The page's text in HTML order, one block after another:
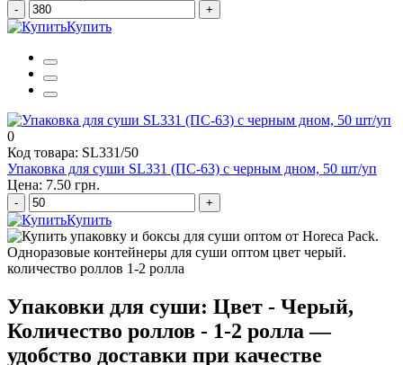
- +
Купить
0
Код товара: SL331/50
Упаковка для суши SL331 (ПС-63) с черным дном, 50 шт/уп
Цена: 7.50 грн.
- +
Купить
Упаковки для суши: Цвет - Черый,
Количество роллов - 1-2 ролла —
удобство доставки при качестве